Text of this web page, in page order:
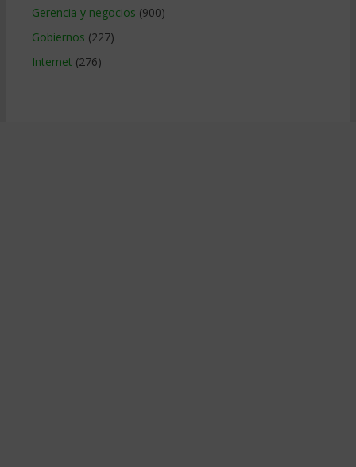
Gerencia y negocios (900)
Gobiernos (227)
Internet (276)